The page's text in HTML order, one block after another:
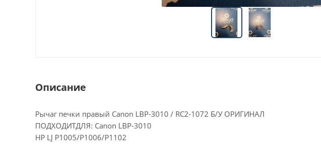
Описание
Рычаг печки правый Canon LBP-3010 / RC2-1072 Б/У ОРИГИНАЛ
ПОДХОДИТДЛЯ: Canon LBP-3010
HP LJ P1005/P1006/P1102